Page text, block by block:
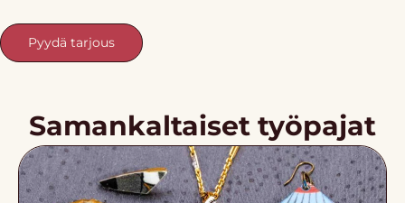
Pyydä tarjous
Samankaltaiset työpajat